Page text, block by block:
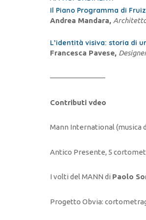
Il Piano Programma di
Andrea Mandara,
L’identità visiva: storia di
Francesca Pavese,
———————–
Contributi vdeo
Mann International (musica
Antico Presente, 5
I volti del MANN di Paolo
Progetto Obvia: